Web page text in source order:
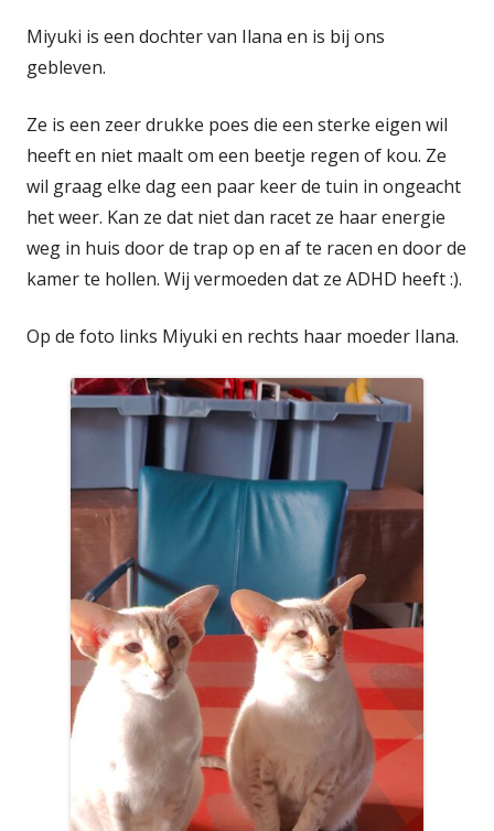
Miyuki is een dochter van Ilana en is bij ons
gebleven.
Ze is een zeer drukke poes die een sterke eigen wil
heeft en niet maalt om een beetje regen of kou. Ze
wil graag elke dag een paar keer de tuin in ongeacht
het weer. Kan ze dat niet dan racet ze haar energie
weg in huis door de trap op en af te racen en door de
kamer te hollen. Wij vermoeden dat ze ADHD heeft :).
Op de foto links Miyuki en rechts haar moeder Ilana.